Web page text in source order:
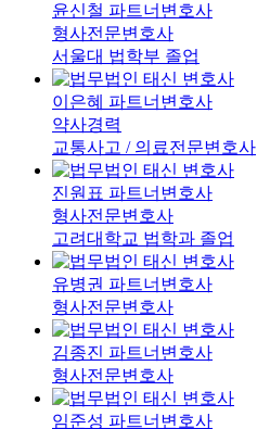
윤신철 파트너변호사
형사전문변호사
서울대 법학부 졸업
이은혜 파트너변호사
약사경력
교통사고 / 의료전문변호사
진원표 파트너변호사
형사전문변호사
고려대학교 법학과 졸업
유병권 파트너변호사
형사전문변호사
김종진 파트너변호사
형사전문변호사
임준성 파트너변호사